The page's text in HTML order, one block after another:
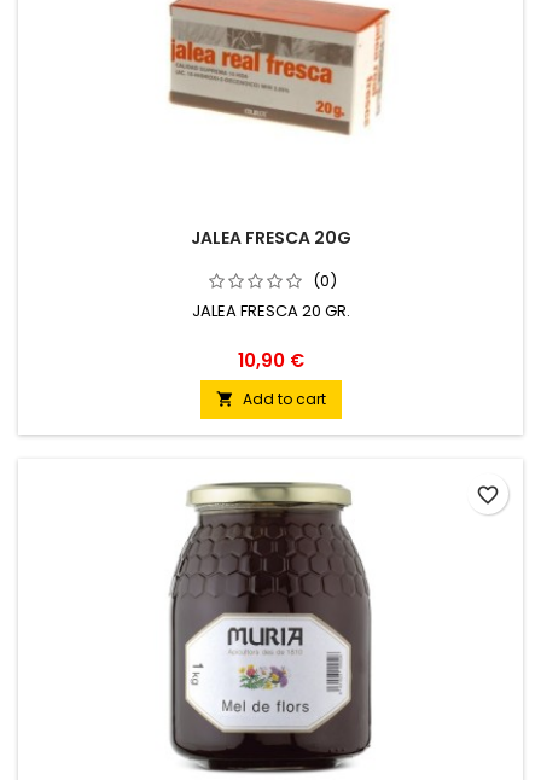
JALEA FRESCA 20G
(0)
JALEA FRESCA 20 GR.
10,90 €
 Add to cart
favorite_border